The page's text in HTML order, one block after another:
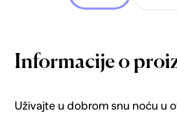
Informacije o
Uživajte u dobrom snu noću u